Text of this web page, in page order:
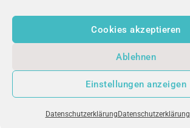
Cookies akzeptieren
Ablehnen
Einstellungen anzeigen
Datenschutzerklärung Datenschutzerklärung